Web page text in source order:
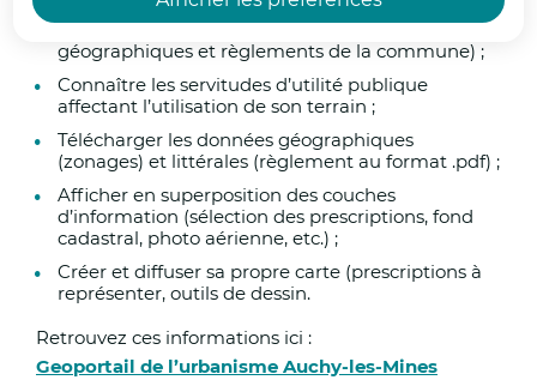
renforcées visant à protéger la population.
Gestion de crise :
Le centre opérationnel départemental
(COD) sera activé à compter de 12h00 afin
de suivre
mesures nécessaires. Des points de situation,
dont les comptes rendus seront envoyés à la
Consulter directement en ligne tout ou partie des
documents d’urbanisme (données
géographiques et règlements de la commune) ;
Connaître les servitudes d’utilité publique
affectant l’utilisation de son terrain ;
Télécharger les données géographiques
(zonages) et littérales (règlement au format .pdf) ;
Afficher en superposition des couches
d’information (sélection des prescriptions, fond
cadastral, photo aérienne, etc.) ;
Créer et diffuser sa propre carte (prescriptions à
représenter, outils de dessin.
Retrouvez ces informations ici :
Geoportail de l’urbanisme Auchy-les-Mines